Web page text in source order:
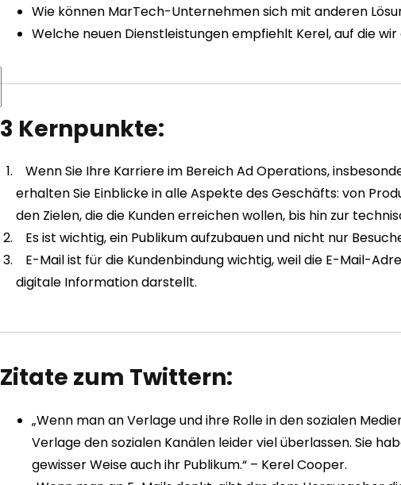
Wie können MarTech-Unternehmen sich mit anderen
Welche neuen Dienstleistungen empfiehlt Kerel, auf die
3 Kernpunkte:
Wenn Sie Ihre Karriere im Bereich Ad Operations,
erhalten Sie Einblicke in alle Aspekte des Geschäfts: von
den Zielen, die die Kunden erreichen wollen, bis hin zur
Es ist wichtig, ein Publikum aufzubauen und nicht nur
E-Mail ist für die Kundenbindung wichtig, weil die E-Mail-
digitale Information darstellt.
Zitate zum Twittern:
„Wenn man an Verlage und ihre Rolle in den sozialen
Verlage den sozialen Kanälen leider viel überlassen. Sie
gewisser Weise auch ihr Publikum.“ – Kerel Cooper.